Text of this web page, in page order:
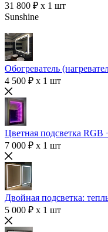
31 800 ₽ x 1 шт
Sunshine
Обогреватель
4 500 ₽ x 1 шт
Цветная подсветка RGB
7 000 ₽ x 1 шт
Двойная подсветка:
5 000 ₽ x 1 шт